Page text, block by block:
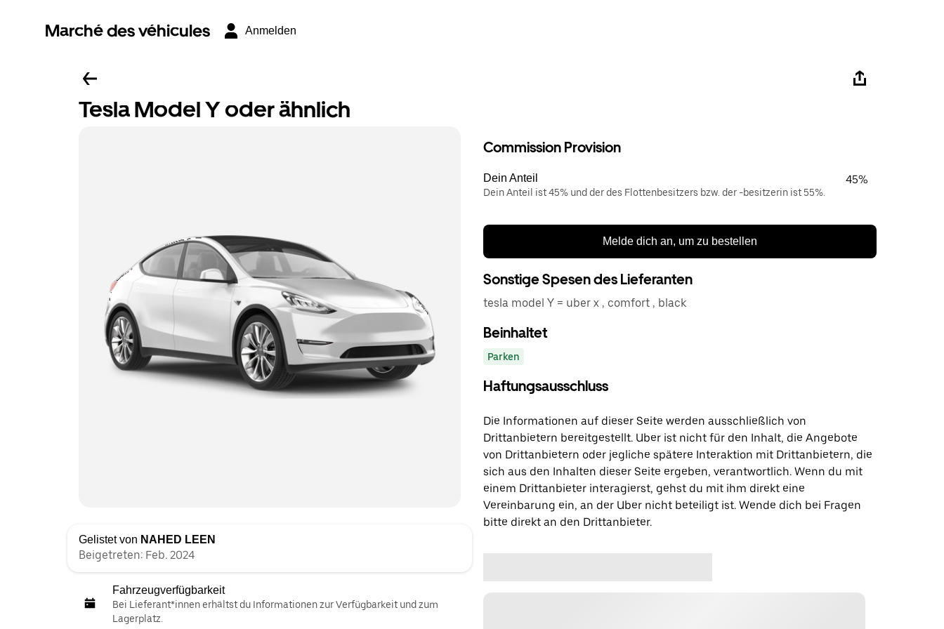
Marché des véhicules Anmelden
Tesla Model Y oder ähnlich
Gelistet von NAHED LEEN
Beigetreten: Feb. 2024
Fahrzeugverfügbarkeit
Bei Lieferant*innen erhältst du Informationen zur Verfügbarkeit und zum
Lagerplatz.
Commission Provision
Dein Anteil
Dein Anteil ist 45% und der des Flottenbesitzers bzw. der -besitzerin ist 55%.
45%
Melde dich an, um zu bestellen
Sonstige Spesen des Lieferanten
tesla model Y = uber x , comfort , black
Beinhaltet
Parken
Haftungsausschluss
Die Informationen auf dieser Seite werden ausschließlich von
Drittanbietern bereitgestellt. Uber ist nicht für den Inhalt, die Angebote
von Drittanbietern oder jegliche spätere Interaktion mit Drittanbietern, die
sich aus den Inhalten dieser Seite ergeben, verantwortlich. Wenn du mit
einem Drittanbieter interagierst, gehst du mit ihm direkt eine
Vereinbarung ein, an der Uber nicht beteiligt ist. Wende dich bei Fragen
bitte direkt an den Drittanbieter.